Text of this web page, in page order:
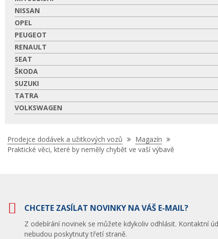
NISSAN
OPEL
PEUGEOT
RENAULT
SEAT
ŠKODA
SUZUKI
TATRA
VOLKSWAGEN
Nacházíte
se
Prodejce dodávek a užitkových vozů
Magazín
Praktické věci, které by neměly chybět ve vaší výbavě
CHCETE ZASÍLAT NOVINKY NA VÁŠ E-MAIL?
Z odebírání novinek se můžete kdykoliv odhlásit. Kontaktní
nebudou poskytnuty třetí straně.